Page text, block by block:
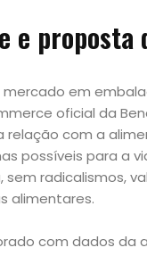
e proposta
em
oficial da
com a
possíveis para a
radicalismos,
alimentares.
com dados da